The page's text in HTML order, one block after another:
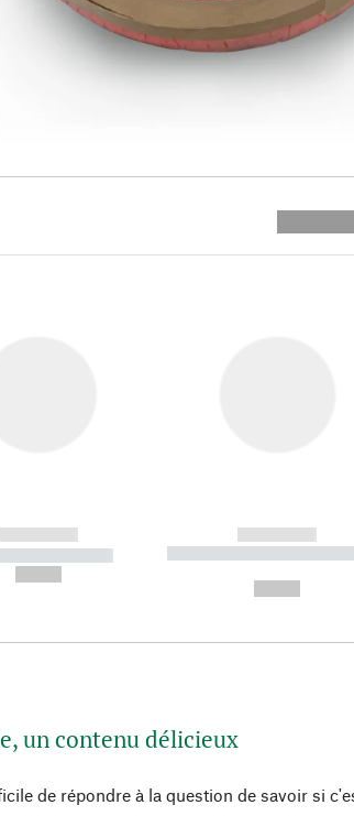
------------
-----------
------------
----------- -----------
un contenu délicieux
de répondre à la question de savoir si